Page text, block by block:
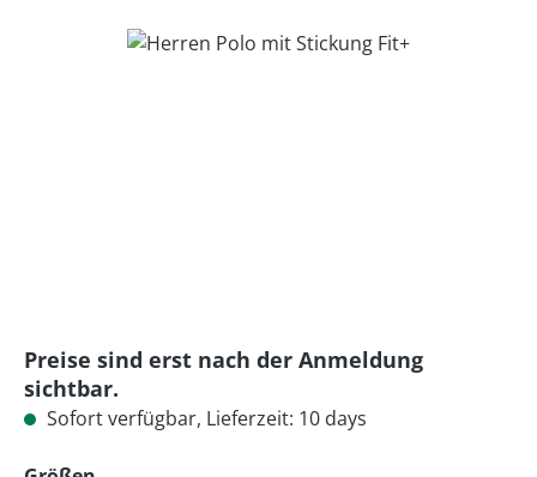
Bildergalerie überspringen
Preise sind erst nach der Anmeldung
sichtbar.
Sofort verfügbar, Lieferzeit: 10 days